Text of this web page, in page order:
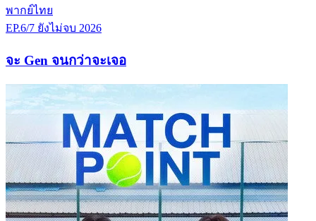
พากย์ไทย
EP.6/7 ยังไม่จบ 2026
จะ Gen จนกว่าจะเจอ